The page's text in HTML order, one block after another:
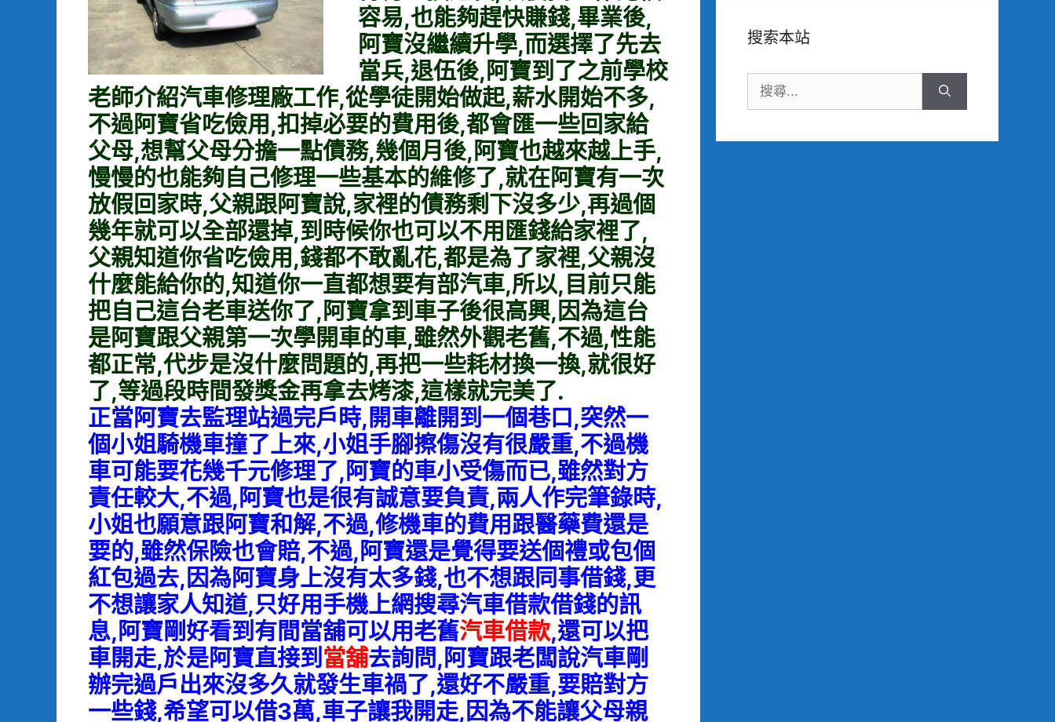
容易,也能夠趕快賺錢,畢業後,
阿寶沒繼續升學,而選擇了先去
當兵,退伍後,阿寶到了之前學校
老師介紹汽車修理廠工作,從學徒開始做起,薪水開始不多,
不過阿寶省吃儉用,扣掉必要的費用後,都會匯一些回家給
父母,想幫父母分擔一點債務,幾個月後,阿寶也越來越上手,
慢慢的也能夠自己修理一些基本的維修了,就在阿寶有一次
放假回家時,父親跟阿寶說,家裡的債務剩下沒多少,再過個
幾年就可以全部還掉,到時候你也可以不用匯錢給家裡了,
父親知道你省吃儉用,錢都不敢亂花,都是為了家裡,父親沒
什麼能給你的,知道你一直都想要有部汽車,所以,目前只能
把自己這台老車送你了,阿寶拿到車子後很高興,因為這台
是阿寶跟父親第一次學開車的車,雖然外觀老舊,不過,性能
都正常,代步是沒什麼問題的,再把一些耗材換一換,就很好
了,等過段時間發獎金再拿去烤漆,這樣就完美了.
正當阿寶去監理站過完戶時,開車離開到一個巷口,突然一
個小姐騎機車撞了上來,小姐手腳擦傷沒有很嚴重,不過機
車可能要花幾千元修理了,阿寶的車小受傷而已,雖然對方
責任較大,不過,阿寶也是很有誠意要負責,兩人作完筆錄時,
小姐也願意跟阿寶和解,不過,修機車的費用跟醫藥費還是
要的,雖然保險也會賠,不過,阿寶還是覺得要送個禮或包個
紅包過去,因為阿寶身上沒有太多錢,也不想跟同事借錢,更
不想讓家人知道,只好用手機上網搜尋汽車借款借錢的訊
息,阿寶剛好看到有間當舖可以用老舊汽車借款,還可以把
車開走,於是阿寶直接到當舖去詢問,阿寶跟老闆說汽車剛
辦完過戶出來沒多久就發生車禍了,還好不嚴重,要賠對方
一些錢,希望可以借3萬,車子讓我開走,因為不能讓父母親
搜索本站
尋: